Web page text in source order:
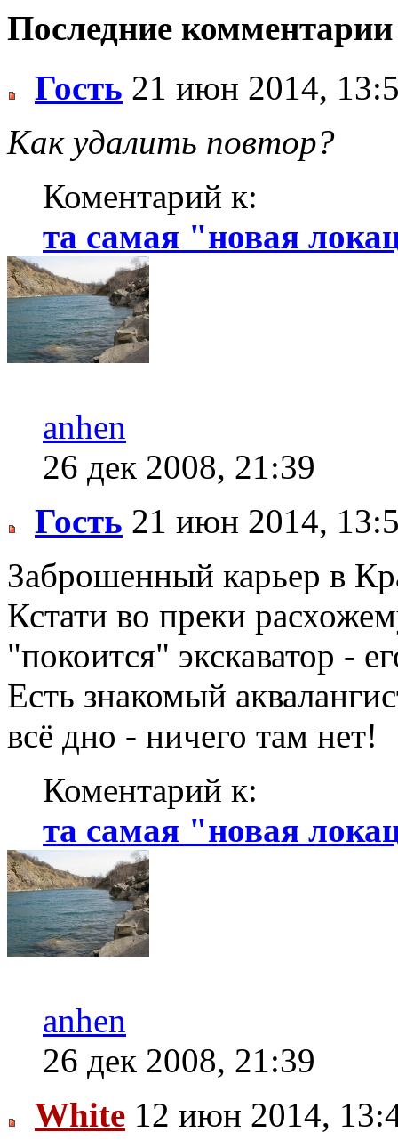
Последние комментарии
Гость 21 июн 2014,
Как удалить повтор?
Коментарий к:
та самая "новая
anhen
26 дек 2008, 21:39
Гость 21 июн 2014,
Заброшенный карьер в
Кстати во преки
"покоится" экскаватор -
Есть знакомый
всё дно - ничего там нет!
Коментарий к:
та самая "новая
anhen
26 дек 2008, 21:39
White 12 июн 2014,